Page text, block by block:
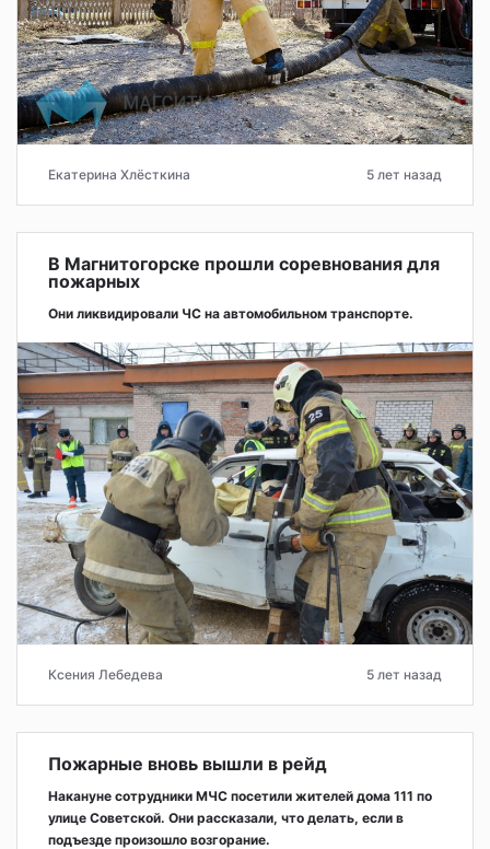
Екатерина Хлёсткина 5 лет назад
В Магнитогорске прошли соревнования для
пожарных
Они ликвидировали ЧС на автомобильном транспорте.
Ксения Лебедева 5 лет назад
Пожарные вновь вышли в рейд
Накануне сотрудники МЧС посетили жителей дома 111 по
улице Советской. Они рассказали, что делать, если в
подъезде произошло возгорание.